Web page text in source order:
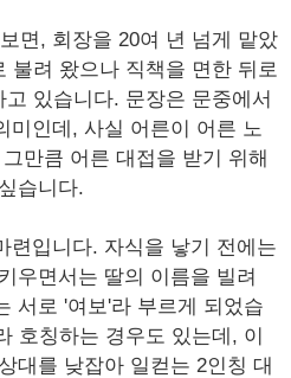
면, 회장을 20여 년 넘게 맡았
불려 왔으나 직책을 면한 뒤로
있습니다. 문장은 문중에서
미인데, 사실 어른이 어른 노
만큼 어른 대접을 받기 위해
습니다.
련입니다. 자식을 낳기 전에는
우면서는 딸의 이름을 빌려
서로 '여보'라 부르게 되었습
호칭하는 경우도 있는데, 이
대를 낮잡아 일컫는 2인칭 대